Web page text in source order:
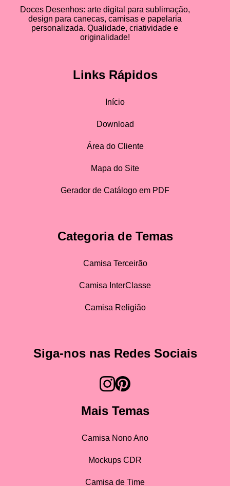
Doces Desenhos: arte digital para sublimação,
design para canecas, camisas e papelaria
personalizada. Qualidade, criatividade e
originalidade!
Links Rápidos
Início
Download
Área do Cliente
Mapa do Site
Gerador de Catálogo em PDF
Categoria de Temas
Camisa Terceirão
Camisa InterClasse
Camisa Religião
Siga-nos nas Redes Sociais
Mais Temas
Camisa Nono Ano
Mockups CDR
Camisa de Time